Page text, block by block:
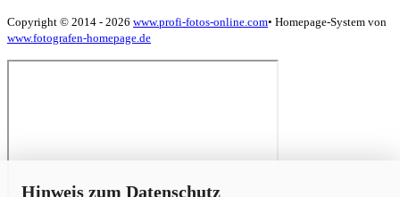
Hinweis zum Datenschutz
Copyright © 2014 - 2026 www.profi-fotos-online.com• Homepage-System von
www.fotografen-homepage.de